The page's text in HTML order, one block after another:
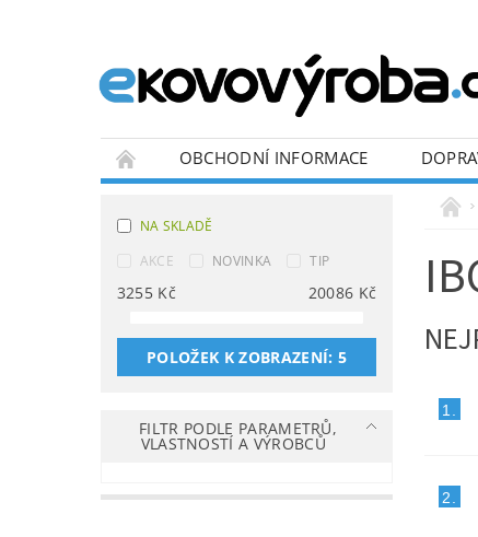
OBCHODNÍ INFORMACE
NA SKLADĚ
AKCE
NOVINKA TIP
3255 Kč 20086 Kč
POLOŽEK K ZOBRAZENÍ: 5
FILTR PODLE PARAMETRŮ,
VLASTNOSTÍ A VÝROBCŮ
1.
2.